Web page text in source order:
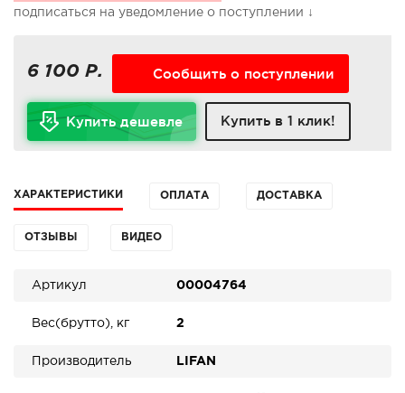
подписаться на уведомление о поступлении ↓
6 100 Р. Сообщить о поступлении
Купить дешевле Купить в 1 клик!
ХАРАКТЕРИСТИКИ ОПЛАТА ДОСТАВКА
ОТЗЫВЫ ВИДЕО
Артикул 00004764
Вес(брутто), кг 2
Производитель LIFAN